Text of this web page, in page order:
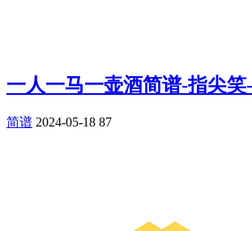
一人一马一壶酒简谱-指尖笑
简谱 2024-05-18 87